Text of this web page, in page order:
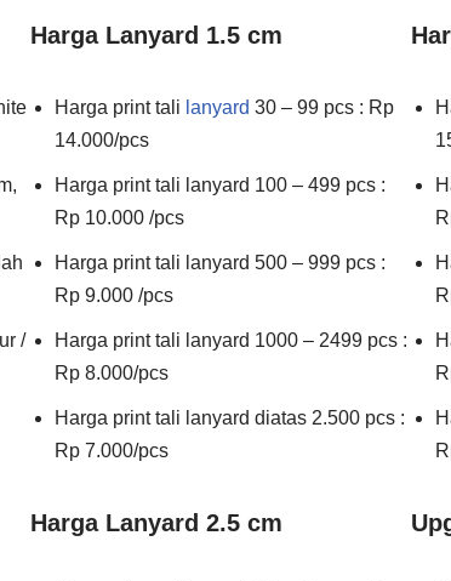
/
Harga Lanyard 1.5 cm
Harga print tali lanyard 30 – 99 pcs : Rp
14.000/pcs
Harga print tali lanyard 100 – 499 pcs :
Rp 10.000 /pcs
Harga print tali lanyard 500 – 999 pcs :
Rp 9.000 /pcs
Harga print tali lanyard 1000 – 2499 pcs :
Rp 8.000/pcs
Harga print tali lanyard diatas 2.500 pcs :
Rp 7.000/pcs
Harga Lanyard 2.5 cm